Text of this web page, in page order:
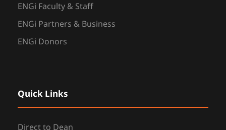
ENGi Faculty & Staff
ENGi Partners & Business
ENGi Donors
Quick Links
Direct to Dean